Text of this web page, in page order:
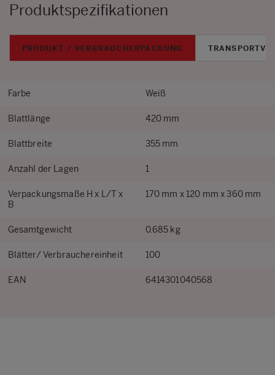
Produktspezifikationen
PRODUKT / VERBRAUCHERPACKUNG
Farbe Weiß
Blattlänge 420 mm
Blattbreite 355 mm
Anzahl der Lagen 1
Verpackungsmaße H x L/T x
B
170 mm x 120 mm x 360 mm
Gesamtgewicht 0.685 kg
Blätter/ Verbrauchereinheit 100
EAN 6414301040568